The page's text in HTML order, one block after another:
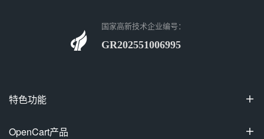
国家高新技术企业编号：
GR202551006995
特色功能 
100%开源
OpenCart产品 